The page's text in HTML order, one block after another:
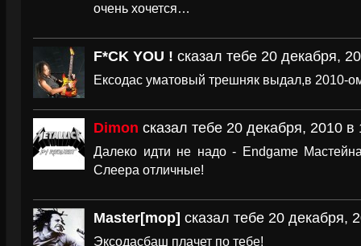
очень хочется…
F*CK YOU ! сказал тебе 20 декабря,
Ексодас уматовый трешняк выдал,в 2010-
Dimon сказал тебе 20 декабря, 2010 в
Далеко идти не надо - Endgame
Слеера отличные!
Master[mop] сказал тебе 20 декабря,
Эксодасбаш плачет по тебе!